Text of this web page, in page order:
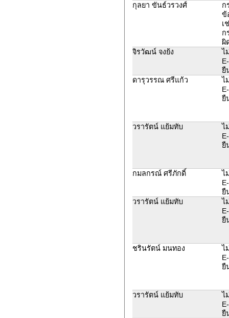
กุลยา ขันธ์วรวงศ์
ก
ข้
เ
ก
ผิ
จิรวัฒน์ จงย้ง
ไ
ยื
ดารุวรรณ ศรีแก้ว
ไ
ยื
วรารัตน์ แย้มทับ
ไ
ยื
กมลกรณ์ ศรีภักดิ์
ไ
ยื
วรารัตน์ แย้มทับ
ไ
ยื
ชรินรัตน์ มนทอง
ไ
ยื
วรารัตน์ แย้มทับ
ไ
ยื